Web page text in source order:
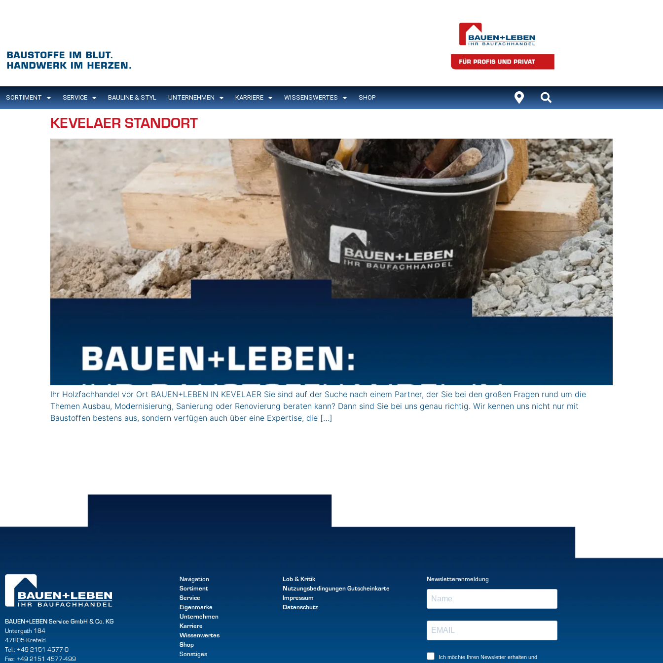
SORTIMENT SERVICE BAULINE & STYL UNTERNEHMEN KARRIERE WISSENSWERTES SHOP
KEVELAER STANDORT
Ihr Holzfachhandel vor Ort BAUEN+LEBEN IN KEVELAER Sie sind auf der Suche nach einem Partner, der Sie bei den großen Fragen rund um die
Themen Ausbau, Modernisierung, Sanierung oder Renovierung beraten kann? Dann sind Sie bei uns genau richtig. Wir kennen uns nicht nur mit
Baustoffen bestens aus, sondern verfügen auch über eine Expertise, die […]
BAUEN+LEBEN Service GmbH & Co. KG
Untergath 184
47805 Krefeld
Tel.: +49 2151 4577-0
Fax: +49 2151 4577-499
Navigation
Sortiment
Service
Eigenmarke
Unternehmen
Karriere
Wissenwertes
Shop
Sonstiges
Lob & Kritik
NutzungsbedingungenGutscheinkarte
Impressum
Datenschutz
Newsletteranmeldung
Ich möchte Ihren Newsletter erhalten und